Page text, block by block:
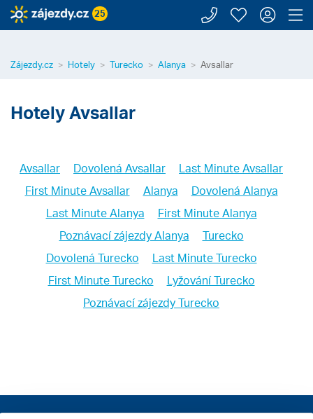
25 Zavolejte
Moje
Zájezdy.cz Hotely Turecko Alanya Avsallar
Hotely Avsallar
Avsallar Dovolená Avsallar
Last Minute Avsallar
First Minute Avsallar
Alanya
Dovolená Alanya
Last Minute Alanya
First Minute Alanya
Poznávací zájezdy Alanya
Turecko
Dovolená Turecko
Last Minute Turecko
First Minute Turecko
Lyžování Turecko
Poznávací zájezdy Turecko